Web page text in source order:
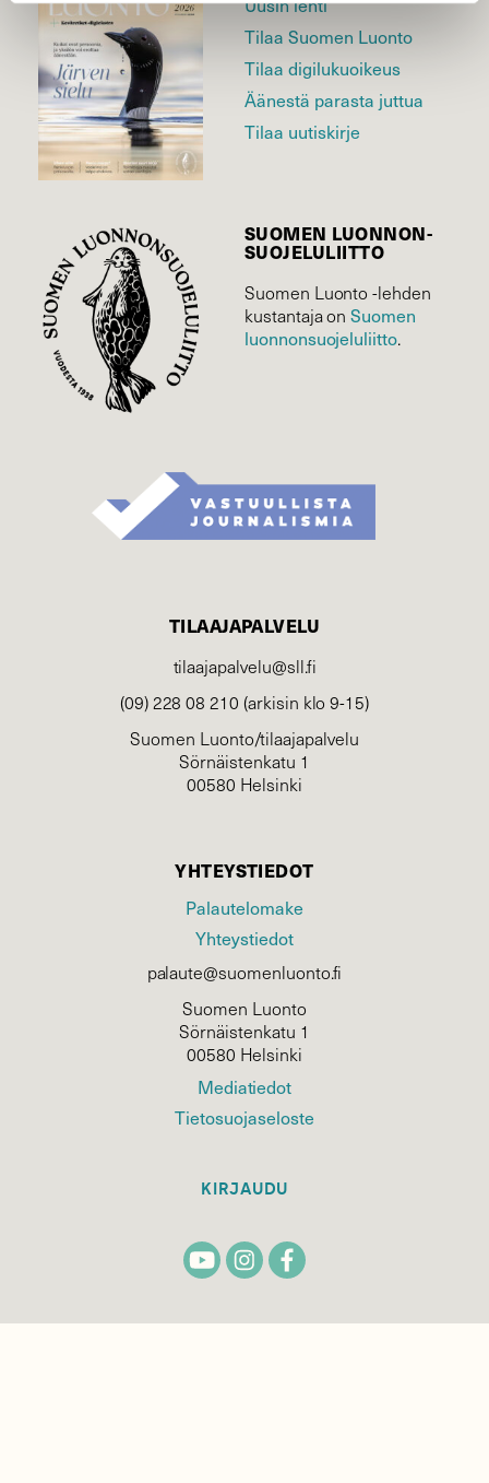
Uusin lehti
Tilaa Suomen Luonto
Tilaa digilukuoikeus
Äänestä parasta juttua
Tilaa uutiskirje
SUOMEN LUONNON­
SUOJELU­LIITTO
Suomen Luonto -lehden
kustantaja onSuomen
luonnonsuojelu­liitto.
TILAAJAPALVELU
tilaajapalvelu@sll.fi
(09) 228 08 210 (arkisin klo 9-15)
Suomen Luonto/tilaajapalvelu
Sörnäistenkatu 1
00580 Helsinki
YHTEYSTIEDOT
Palautelomake
Yhteystiedot
palaute@suomenluonto.fi
Suomen Luonto
Sörnäistenkatu 1
00580 Helsinki
Mediatiedot
Tietosuojaseloste
KIRJAUDU